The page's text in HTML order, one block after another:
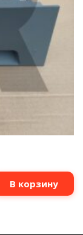
В корзину